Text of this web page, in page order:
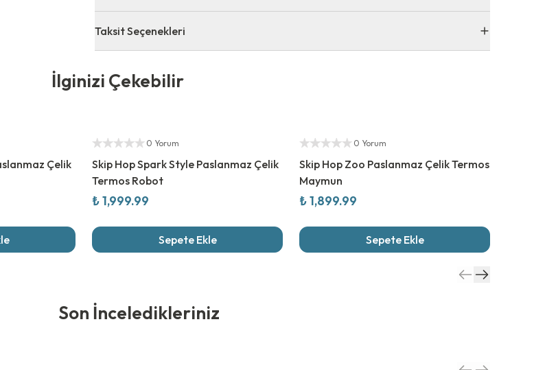
Taksit Seçenekleri
Çelik
0 Yorum
Skip Hop Spark Style Paslanmaz Çelik
Termos Robot
₺ 1,999.99
Sepete Ekle
0 Yorum
Skip Hop Zoo Paslanmaz Çelik Termos
Maymun
₺ 1,899.99
Sepete Ekle